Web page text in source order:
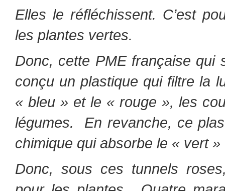
Elles le réfléchissent. C’est
les plantes vertes.
Donc, cette PME française qui
conçu un plastique qui filtre la
« bleu » et le « rouge », les
légumes. En revanche, ce
chimique qui absorbe le « vert
Donc, sous ces tunnels